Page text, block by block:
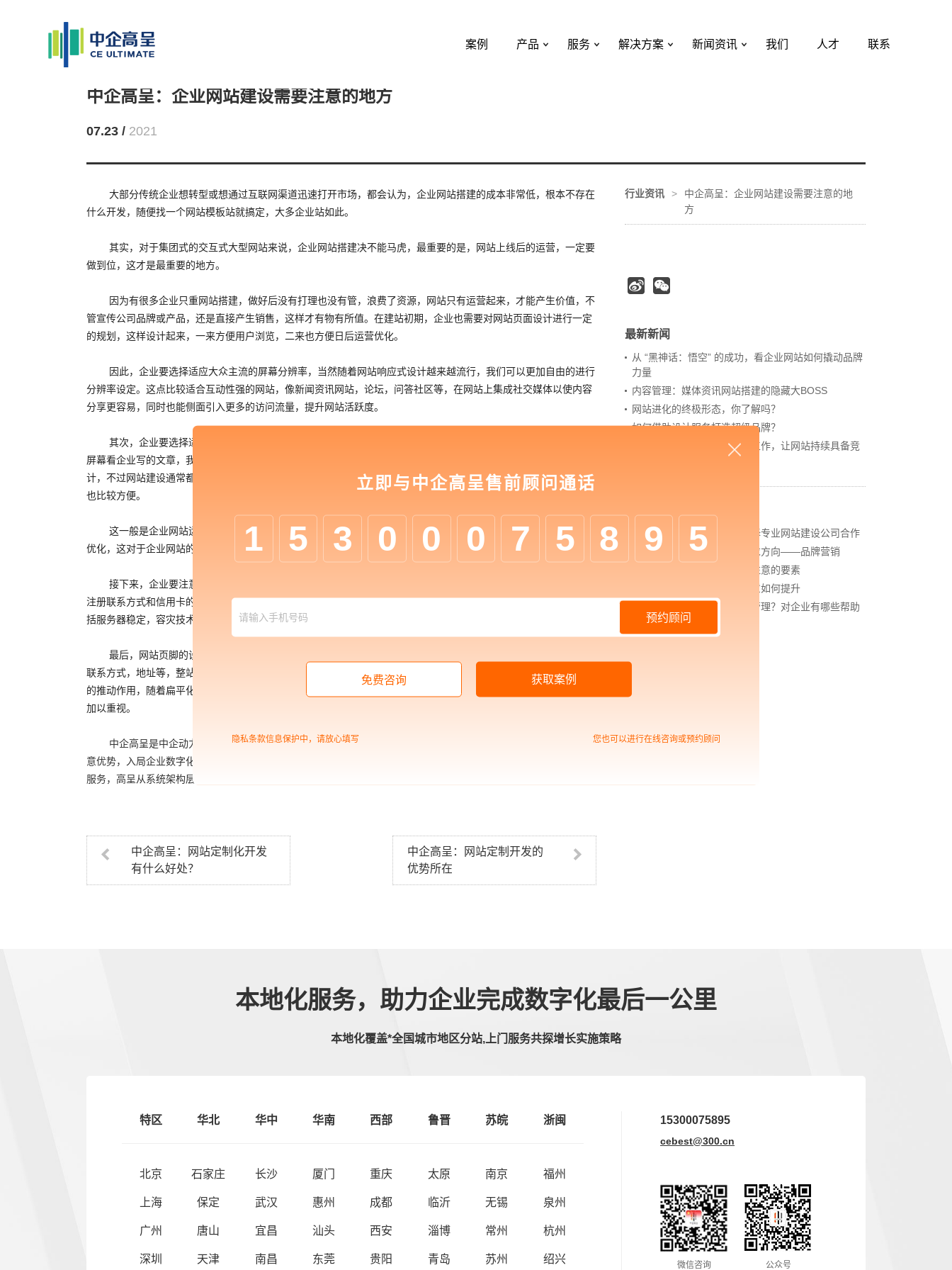
案例 产品 服务 解决方案 新闻资讯 我们 人才 联系
中企高呈：企业网站建设需要注意的地方
07.23 / 2021
大部分传统企业想转型或想通过互联网渠道迅速打开市场，都会认为，企业网站搭建的成本非常低，根本不存在
什么开发，随便找一个网站模板站就搞定，大多企业站如此。
其实，对于集团式的交互式大型网站来说，企业网站搭建决不能马虎，最重要的是，网站上线后的运营，一定要
做到位，这才是最重要的地方。
因为有很多企业只重网站搭建，做好后没有打理也没有管，浪费了资源，网站只有运营起来，才能产生价值，不
管宣传公司品牌或产品，还是直接产生销售，这样才有物有所值。在建站初期，企业也需要对网站页面设计进行一定
的规划，这样设计起来，一来方便用户浏览，二来也方便日后运营优化。
因此，企业要选择适应大众主流的屏幕分辨率，当然随着网站响应式设计越来越流行，我们可以更加自由的进行
分辨率设定。这点比较适合互动性强的网站，像新闻资讯网站，论坛，问答社区等，在网站上集成社交媒体以使内容
分享更容易，同时也能侧面引入更多的访问流量，提升网站活跃度。
其次，企业要选择适合的文字样式，清晰易读的字体对于网站来说是非常重要的，企业可不希望用户费劲的盯着
屏幕看企业写的文章，我们可以现在文本编辑器里编辑好文章，然后再复制到网站seo优化后台编辑器里进行样式设
计，不过网站建设通常都已经设定好了相关样式，只需要决定哪些段落应该使用哪种标签而已，这样在日后维护修改
也比较方便。
这一般是企业网站运营人员进行网站优化和使用企业平台时所要做的，全面分析网站各项数据，进行有针对性的
优化，这对于企业网站的持续发展是一个良性的循环，在网站后期运营推广时，企业必须要重视这一点的内容。
接下来，企业要注意的就是当用户需要在网站留下个人敏感信息的时候，企业要让他们感到安全，特别是需要在
注册联系方式和信用卡的时候，除了网站给用户的安全保证外，企业网站托管服务商也要对网站的安全负责，其中包
括服务器稳定，容灾技术，数据备份及恢复，防DDOS攻击等，以此来确保网站的安全平稳运行。
最后，网站页脚的设计也是网站非常重要的一个部分，网站很多关键性的信息通常都在页脚展示，诸如备案号，
联系方式，地址等，整站优化一个精心设计的页脚不仅能够令用户印象深刻，而且对于信息的推广展现也能起到一定
的推动作用，随着扁平化趋势的流行，企业页脚的样式设计也越来越多样化，总之页脚也是网站的一部分，企业必须
加以重视。
中企高呈是中企动力科技股份有限公司的高端子品牌，自2017年成立至今，高呈凭借多年数字介质搭建策略与创
意优势，入局企业数字化领域，致力为企业提供包含数字化营销、数字化商业、数字化管理在内的一站式数字化转型
服务，高呈从系统架构层入手，帮助
中企高呈：网站定制化开发
有什么好处？
中企高呈：网站定制开发的
优势所在
行业资讯 >
中企高呈：企业网站建设需要注意的地
方
最新新闻
从 “黑神话：悟空” 的成功，看企业网站如何撬动品牌
力量
内容管理：媒体资讯网站搭建的隐藏大BOSS
网站进化的终极形态，你了解吗？
如何借助设计服务打造超级品牌？
网站上线后，如何做好运营工作，让网站持续具备竞
中企高呈：为什么企业要选择专业网站建设公司合作
中企高呈：营销型网站的追求方向——品牌营销
中企高呈：网页设计中需要注意的要素
中企高呈：网站设计策划创意如何提升
中企高呈：什么是顾客体验管理？对企业有哪些帮助
呢？
本地化服务，助力企业完成数字化最后一公里
本地化覆盖*全国城市地区分站,上门服务共探增长实施策略
特区
北京
上海
广州
深圳
华北
石家庄
保定
唐山
天津
华中
长沙
武汉
宜昌
南昌
华南
厦门
惠州
汕头
东莞
西部
重庆
成都
西安
贵阳
鲁晋
太原
临沂
淄博
青岛
苏皖
南京
无锡
常州
苏州
浙闽
福州
泉州
杭州
绍兴
15300075895
cebest@300.cn
微信咨询 公众号
立即与中企高呈售前顾问通话
1 5 3 0 0 0 7 5 8 9 5
预约顾问
免费咨询 获取案例
隐私条款信息保护中，请放心填写 您也可以进行在线咨询或预约顾问